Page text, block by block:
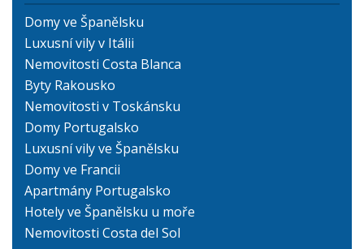
Domy ve Španělsku
Luxusní vily v Itálii
Nemovitosti Costa Blanca
Byty Rakousko
Nemovitosti v Toskánsku
Domy Portugalsko
Luxusní vily ve Španělsku
Domy ve Francii
Apartmány Portugalsko
Hotely ve Španělsku u moře
Nemovitosti Costa del Sol